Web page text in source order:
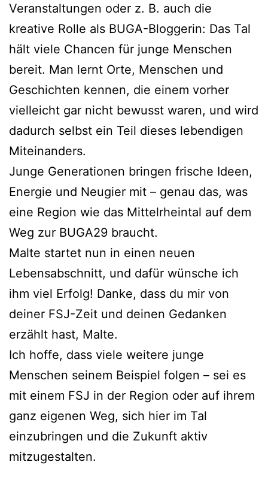
Veranstaltungen oder z. B. auch die
kreative Rolle als BUGA-Bloggerin: Das Tal
hält viele Chancen für junge Menschen
bereit. Man lernt Orte, Menschen und
Geschichten kennen, die einem vorher
vielleicht gar nicht bewusst waren, und wird
dadurch selbst ein Teil dieses lebendigen
Miteinanders.
Junge Generationen bringen frische Ideen,
Energie und Neugier mit – genau das, was
eine Region wie das Mittelrheintal auf dem
Weg zur BUGA29 braucht.
Malte startet nun in einen neuen
Lebensabschnitt, und dafür wünsche ich
ihm viel Erfolg! Danke, dass du mir von
deiner FSJ-Zeit und deinen Gedanken
erzählt hast, Malte.
Ich hoffe, dass viele weitere junge
Menschen seinem Beispiel folgen – sei es
mit einem FSJ in der Region oder auf ihrem
ganz eigenen Weg, sich hier im Tal
einzubringen und die Zukunft aktiv
mitzugestalten.